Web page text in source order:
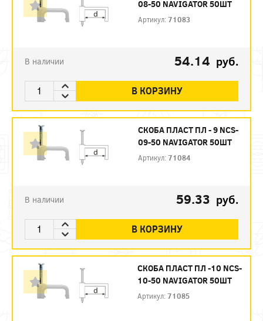
08-50 NAVIGATOR 50ШТ
Артикул:71083
В наличии 54.14 руб.
В КОРЗИНУ
СКОБА ПЛАСТ ПЛ - 9 NCS-
09-50 NAVIGATOR 50ШТ
Артикул:71084
В наличии 59.33 руб.
В КОРЗИНУ
СКОБА ПЛАСТ ПЛ -10 NCS-
10-50 NAVIGATOR 50ШТ
Артикул:71085